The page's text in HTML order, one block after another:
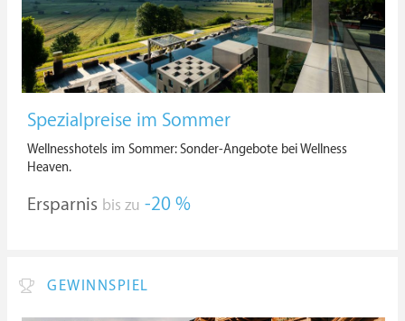
Spezialpreise im Sommer
Wellnesshotels im Sommer: Sonder-Angebote bei Wellness
Heaven.
Ersparnis bis zu -20 %
GEWINNSPIEL